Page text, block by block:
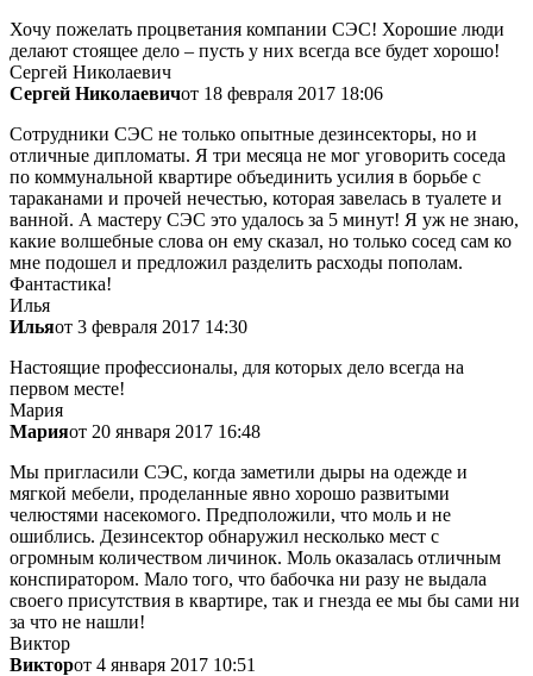
Хочу пожелать процветания компании СЭС! Хорошие люди
делают стоящее дело – пусть у них всегда все будет хорошо!
Сергей Николаевич
Сергей Николаевичот 18 февраля 2017 18:06
Сотрудники СЭС не только опытные дезинсекторы, но и
отличные дипломаты. Я три месяца не мог уговорить соседа
по коммунальной квартире объединить усилия в борьбе с
тараканами и прочей нечестью, которая завелась в туалете и
ванной. А мастеру СЭС это удалось за 5 минут! Я уж не знаю,
какие волшебные слова он ему сказал, но только сосед сам ко
мне подошел и предложил разделить расходы пополам.
Фантастика!
Илья
Ильяот 3 февраля 2017 14:30
Настоящие профессионалы, для которых дело всегда на
первом месте!
Мария
Марияот 20 января 2017 16:48
Мы пригласили СЭС, когда заметили дыры на одежде и
мягкой мебели, проделанные явно хорошо развитыми
челюстями насекомого. Предположили, что моль и не
ошиблись. Дезинсектор обнаружил несколько мест с
огромным количеством личинок. Моль оказалась отличным
конспиратором. Мало того, что бабочка ни разу не выдала
своего присутствия в квартире, так и гнезда ее мы бы сами ни
за что не нашли!
Виктор
Викторот 4 января 2017 10:51